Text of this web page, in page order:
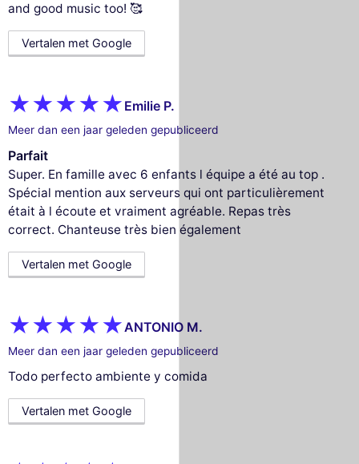
and good music too! 🥰
Vertalen met Google
Emilie P.
Meer dan een jaar geleden gepubliceerd
Parfait
Super. En famille avec 6 enfants l équipe a été au top .
Spécial mention aux serveurs qui ont particulièrement
était à l écoute et vraiment agréable. Repas très
correct. Chanteuse très bien également
Vertalen met Google
ANTONIO M.
Meer dan een jaar geleden gepubliceerd
Todo perfecto ambiente y comida
Vertalen met Google